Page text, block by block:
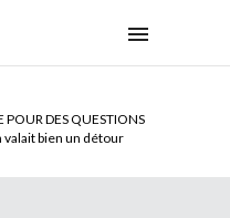
POUR DES QUESTIONS
valait bien un détour
DU SENAT BENINOIS :
sans partir !